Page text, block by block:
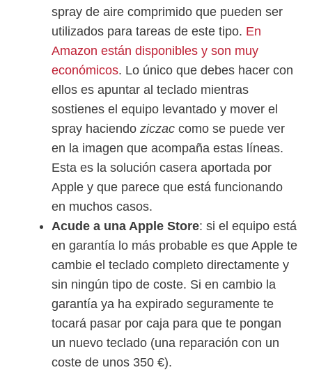
spray de aire comprimido que pueden ser
utilizados para tareas de este tipo. En
Amazon están disponibles y son muy
económicos. Lo único que debes hacer con
ellos es apuntar al teclado mientras
sostienes el equipo levantado y mover el
spray haciendo ziczac como se puede ver
en la imagen que acompaña estas líneas.
Esta es la solución casera aportada por
Apple y que parece que está funcionando
en muchos casos.
Acude a una Apple Store: si el equipo está
en garantía lo más probable es que Apple te
cambie el teclado completo directamente y
sin ningún tipo de coste. Si en cambio la
garantía ya ha expirado seguramente te
tocará pasar por caja para que te pongan
un nuevo teclado (una reparación con un
coste de unos 350 €).